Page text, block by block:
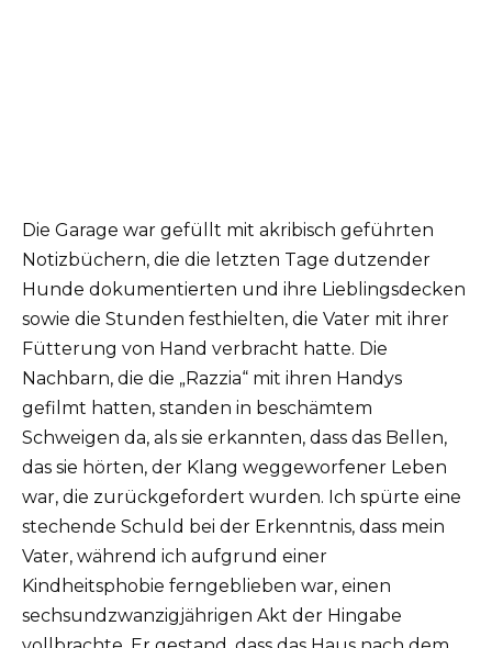
Die Garage war gefüllt mit akribisch geführten
Notizbüchern, die die letzten Tage dutzender
Hunde dokumentierten und ihre Lieblingsdecken
sowie die Stunden festhielten, die Vater mit ihrer
Fütterung von Hand verbracht hatte. Die
Nachbarn, die die „Razzia“ mit ihren Handys
gefilmt hatten, standen in beschämtem
Schweigen da, als sie erkannten, dass das Bellen,
das sie hörten, der Klang weggeworfener Leben
war, die zurückgefordert wurden. Ich spürte eine
stechende Schuld bei der Erkenntnis, dass mein
Vater, während ich aufgrund einer
Kindheitsphobie ferngeblieben war, einen
sechsundzwanzigjährigen Akt der Hingabe